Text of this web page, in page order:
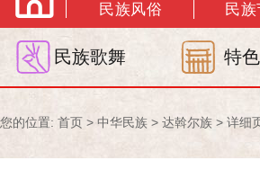
民族风俗
民族
民族歌舞 特
您的位置: 首页 > 中华民族 > 达斡尔族 > 详细